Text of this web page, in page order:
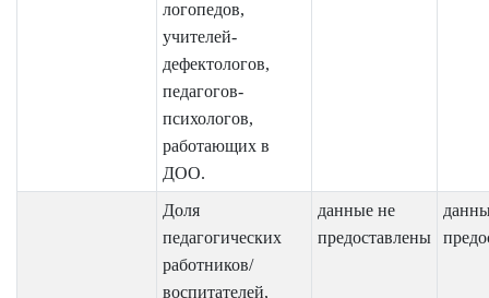
логопедов,
учителей-
дефектологов,
педагогов-
психологов,
работающих в
ДОО.
Доля
педагогических
работников/
воспитателей,
данные не
предоставлены